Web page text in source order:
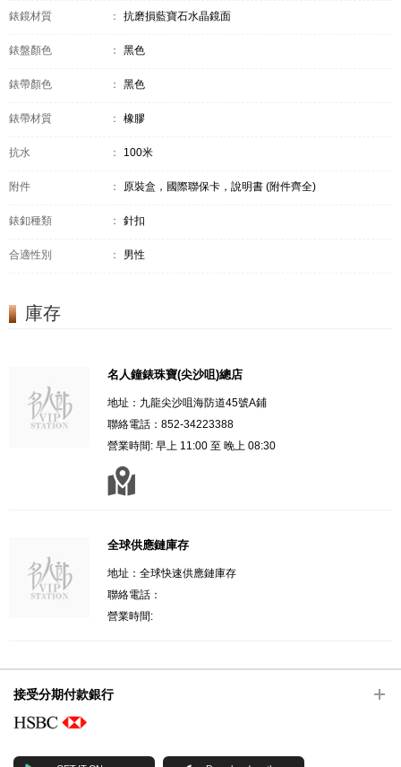
錶鏡材質 ： 抗磨損藍寶石水晶鏡面
錶盤顏色 ： 黑色
錶帶顏色 ： 黑色
錶帶材質 ： 橡膠
抗水 ： 100米
附件 ： 原裝盒，國際聯保卡，說明書 (附件齊全)
錶釦種類 ： 針扣
合適性別 ： 男性
庫存
名人鐘錶珠寶(尖沙咀)總店
地址：九龍尖沙咀海防道45號A鋪
聯絡電話：852-34223388
營業時間: 早上 11:00 至 晚上 08:30
全球供應鏈庫存
地址：全球快速供應鏈庫存
聯絡電話：
營業時間:
接受分期付款銀行